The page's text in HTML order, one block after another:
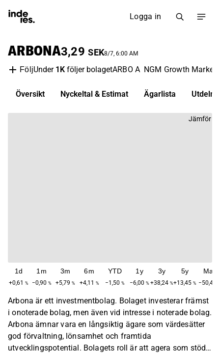
Logga in
ARBONA3,29 SEK8/7, 6:00 AM
FöljUnder 1K följer bolagetARBO A NGM Growth Market
Översikt Nyckeltal & Estimat Ägarlista
Jämför
1d
+0,61 %
1m
−0,90 %
3m
+5,79 %
6m
+4,11 %
YTD
−1,50 %
1y
−6,00 %
3y
+38,24 %
5y
+13,45 %
Max
−50,42
Arbona är ett investmentbolag. Bolaget investerar främst
i onoterade bolag, men även vid intresse i noterade bolag.
Arbona ämnar vara en långsiktig ägare som värdesätter
god förvaltning, lönsamhet och framtida
utvecklingspotential. Bolagets roll är att agera som stöd